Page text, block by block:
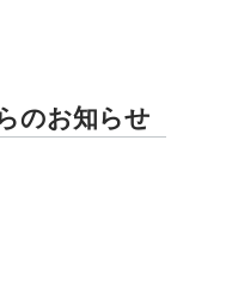
のお知らせ